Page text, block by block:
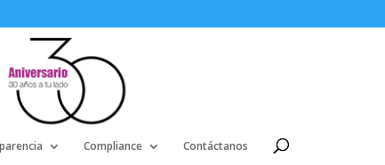
Compliance Contáctanos